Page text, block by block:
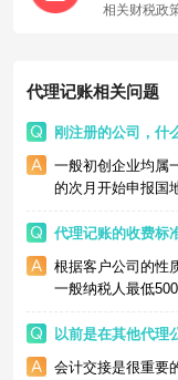
相关财税政
代理记账相关问题
刚注册的公司，什
一般初创企业均属
的次月开始申报国
代理记账的收费标
根据客户公司的性
一般纳税人最低
以前是在其他代理
会计交接是很重要